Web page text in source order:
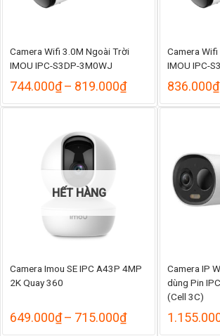
Camera Wifi 3.0M Ngoài Trời
IMOU IPC-S3DP-3M0WJ
744.000₫– 819.000₫Khoảng
từ
Camera
IMOU IPC-
836.000₫
HẾT HÀNG
Camera Imou SE IPC A43P 4MP
2K Quay 360
649.000₫– 715.000₫Khoảng
Camera IP
dùng Pin
(Cell 3C)